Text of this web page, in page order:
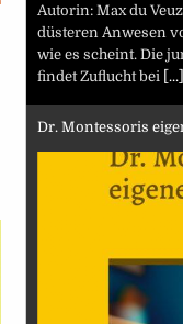
Autorin: Max du
düsteren Anwesen
wie es scheint. Die
findet Zuflucht bei [...]
Dr. Montessoris